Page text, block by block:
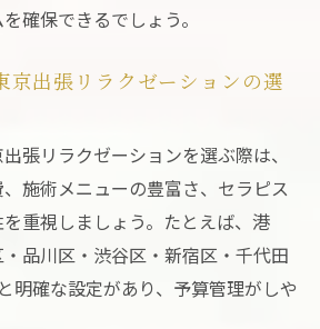
確保できるでしょう。
京出張リラクゼーションの選
張リラクゼーションを選ぶ際は、
施術メニューの豊富さ、セラピス
重視しましょう。たとえば、港
品川区・渋谷区・新宿区・千代田
明確な設定があり、予算管理がしや